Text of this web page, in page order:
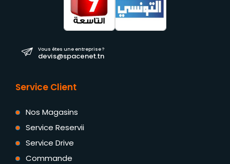
Vous êtes une entreprise ?
devis@spacenet.tn
Service Client
Nos Magasins
Service Reservii
Service Drive
Commande